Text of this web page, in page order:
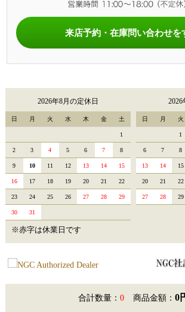
来店予約・在庫問い合わせを
2026年8月の定休日
日 月 火 水 木 金 土
1
2 3 4 5 6 7 8
9 10 11 12 13 14 15
16 17 18 19 20 21 22
23 24 25 26 27 28 29
30 31
2026
日 月 火
1
6 7 8
13 14 15
20 21 22
27 28 29
※赤字は休業日です
合計数量： 0 商品金額： 0